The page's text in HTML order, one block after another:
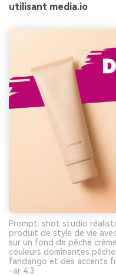
utilisant media.io
Prompt: shot studio
produit de style de vie
sur un fond de pêche
couleurs dominantes
fandango et des accents
-ar 4:3